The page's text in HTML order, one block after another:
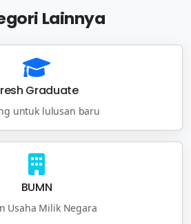
Lainnya
Graduate
untuk lulusan baru
BUMN
Usaha Milik Negara